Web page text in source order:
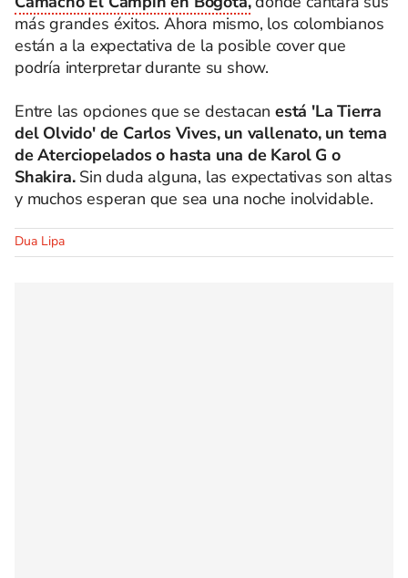
más grandes éxitos. Ahora mismo, los colombianos
están a la expectativa de la posible cover que
podría interpretar durante su show.
Entre las opciones que se destacan está 'La Tierra
del Olvido' de Carlos Vives, un vallenato, un tema
de Aterciopelados o hasta una de Karol G o
Shakira.Sin duda alguna, las expectativas son altas
y muchos esperan que sea una noche inolvidable.
Dua Lipa